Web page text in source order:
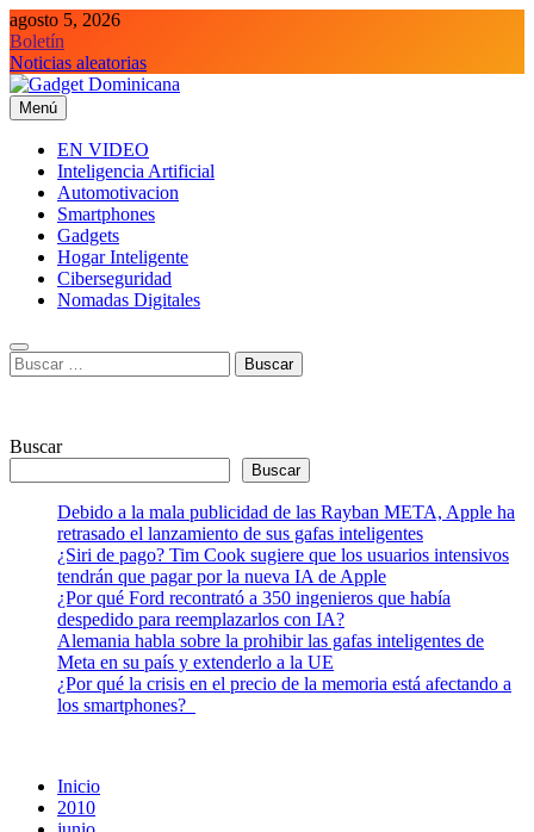
Saltar
al
contenido
agosto 5, 2026
Boletín
Noticias aleatorias
Gadget Dominicana
Gadgets y Tecnología de consumo
Menú
EN VIDEO
Inteligencia Artificial
Automotivacion
Smartphones
Gadgets
Hogar Inteligente
Ciberseguridad
Nomadas Digitales
Buscar:
Buscar
Buscar
Debido a la mala publicidad de las Rayban META, Apple ha
retrasado el lanzamiento de sus gafas inteligentes
¿Siri de pago? Tim Cook sugiere que los usuarios intensivos
tendrán que pagar por la nueva IA de Apple
¿Por qué Ford recontrató a 350 ingenieros que había
despedido para reemplazarlos con IA?
Alemania habla sobre la prohibir las gafas inteligentes de
Meta en su país y extenderlo a la UE
¿Por qué la crisis en el precio de la memoria está afectando a
los smartphones?
Inicio
2010